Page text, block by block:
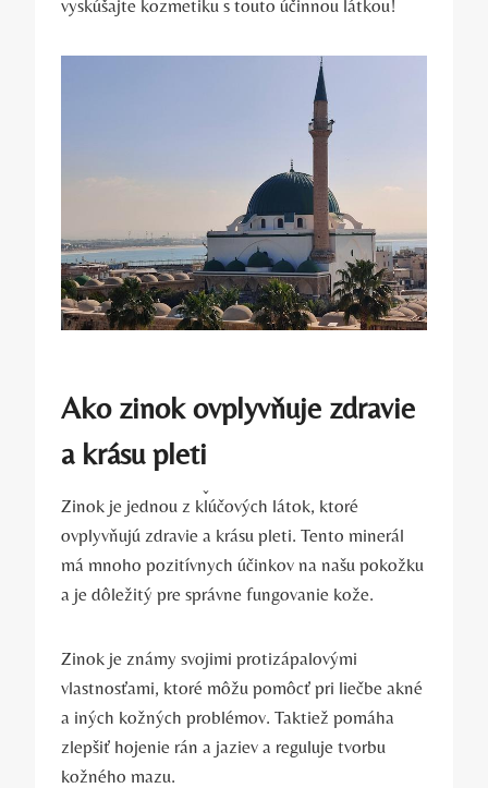
vyskúšajte kozmetiku s touto účinnou látkou!
Ako zinok ovplyvňuje zdravie
a krásu pleti
Zinok je jednou z kľúčových látok, ktoré
ovplyvňujú zdravie a krásu pleti. Tento minerál
má mnoho pozitívnych účinkov na našu pokožku
a je dôležitý pre správne fungovanie kože.
Zinok je známy svojimi protizápalovými
vlastnosťami, ktoré môžu pomôcť pri liečbe akné
a iných kožných problémov. Taktiež pomáha
zlepšiť hojenie rán a jaziev a reguluje tvorbu
kožného mazu.